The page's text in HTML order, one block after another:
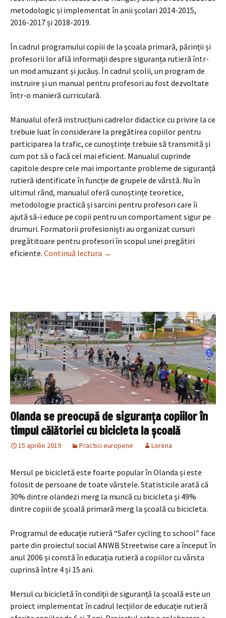
metodologic și implementat în anii școlari 2014-2015,
2016-2017 și 2018-2019.
În cadrul programului copiii de la școala primară, părinții și
profesorii lor află informații despre siguranța rutieră într-
un mod amuzant și jucăuș. În cadrul școlii, un program de
instruire și un manual pentru profesori au fost dezvoltate
într-o manieră curriculară.
Manualul oferă instrucțiuni cadrelor didactice cu privire la ce
trebuie luat în considerare la pregătirea copiilor pentru
participarea la trafic, ce cunoștințe trebuie să transmită și
cum pot să o facă cel mai eficient. Manualul cuprinde
capitole despre cele mai importante probleme de siguranță
rutieră identificate în funcție de grupele de vârstă. Nu în
ultimul rând, manualul oferă cunoștințe teoretice,
metodologie practică și sarcini pentru profesori care îi
ajută să-i educe pe copii pentru un comportament sigur pe
drumuri. Formatorii profesioniști au organizat cursuri
pregătitoare pentru profesori în scopul unei pregătiri
eficiente. Continuă lectura Să învățăm de la vecini: MobileKids
→
Olanda se preocupă de siguranța copiilor în
timpul călătoriei cu bicicleta la școală
15 aprilie 2019 Practici europene Lorena
Mersul pe bicicletă este foarte popular în Olanda și este
folosit de persoane de toate vârstele. Statisticile arată că
30% dintre olandezi merg la muncă cu bicicleta și 49%
dintre copiii de școală primară merg la școală cu bicicleta.
Programul de educație rutieră “Safer cycling to school” face
parte din proiectul social ANWB Streetwise care a început în
anul 2006 și constă în educația rutieră a copiilor cu vârsta
cuprinsă între 4 și 15 ani.
Mersul cu bicicletă în condiții de siguranță la școală este un
proiect implementat în cadrul lecțiilor de educație rutieră